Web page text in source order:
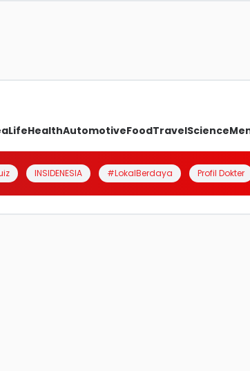
LifeHealthAutomotiveFoodTravelScience
INSIDENESIA #LokalBerdaya Profil Dokter